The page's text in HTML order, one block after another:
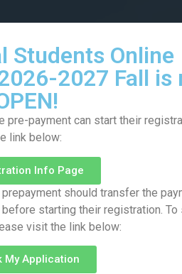
Students Online
2027 Fall is
pre-payment can start their
link below:
Info Page
should transfer the
starting their registration. To
visit the link below:
My Application